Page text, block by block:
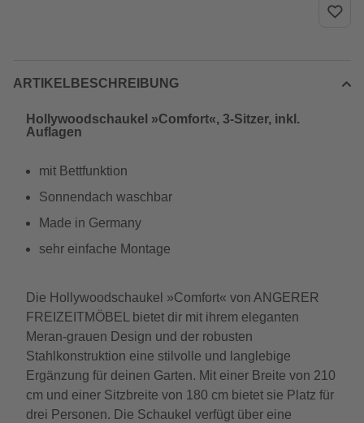
ARTIKELBESCHREIBUNG
Hollywoodschaukel »Comfort«, 3-Sitzer, inkl.
Auflagen
mit Bettfunktion
Sonnendach waschbar
Made in Germany
sehr einfache Montage
Die Hollywoodschaukel »Comfort« von ANGERER
FREIZEITMÖBEL bietet dir mit ihrem eleganten
Meran-grauen Design und der robusten
Stahlkonstruktion eine stilvolle und langlebige
Ergänzung für deinen Garten. Mit einer Breite von 210
cm und einer Sitzbreite von 180 cm bietet sie Platz für
drei Personen. Die Schaukel verfügt über eine